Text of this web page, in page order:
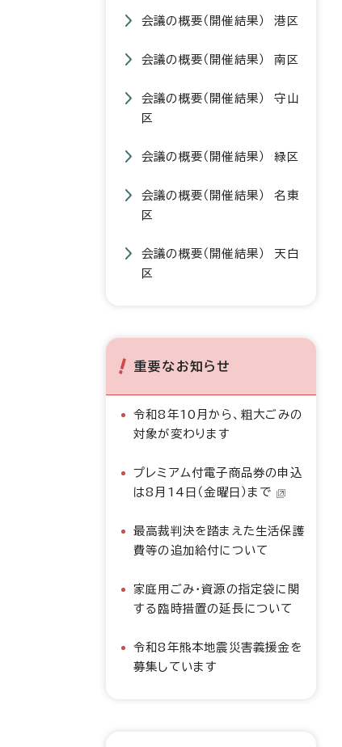
会議の概要（開催結果） 港区
会議の概要（開催結果） 南区
会議の概要（開催結果） 守山
区
会議の概要（開催結果） 緑区
会議の概要（開催結果） 名東
区
会議の概要（開催結果） 天白
区
重要なお知らせ
令和8年10月から、粗大ごみの
対象が変わります
プレミアム付電子商品券の申込
は8月14日（金曜日）まで
最高裁判決を踏まえた生活保護
費等の追加給付について
家庭用ごみ・資源の指定袋に関
する臨時措置の延長について
令和8年熊本地震災害義援金を
募集しています